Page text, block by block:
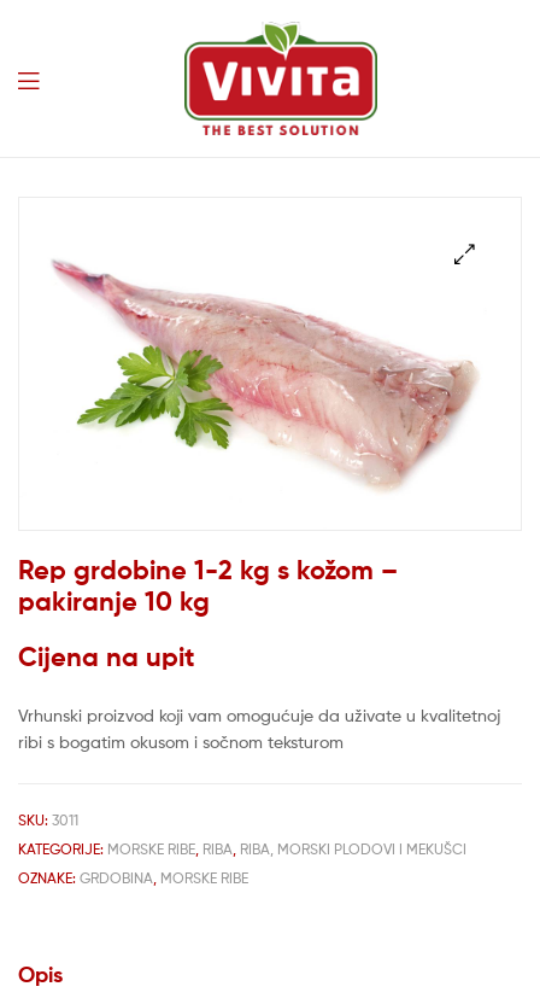
Rep grdobine 1-2 kg s kožom –
pakiranje 10 kg
Cijena na upit
Vrhunski proizvod koji vam omogućuje da uživate u kvalitetnoj
ribi s bogatim okusom i sočnom teksturom
SKU: 3011
KATEGORIJE: MORSKE RIBE, RIBA, RIBA, MORSKI PLODOVI I MEKUŠCI
OZNAKE: GRDOBINA, MORSKE RIBE
Opis